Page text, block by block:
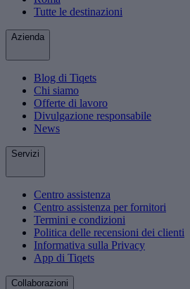
Tutte le destinazioni
Azienda
Blog di Tiqets
Chi siamo
Offerte di lavoro
Divulgazione responsabile
News
Servizi
Centro assistenza
Centro assistenza per fornitori
Termini e condizioni
Politica delle recensioni dei clienti
Informativa sulla Privacy
App di Tiqets
Collaborazioni